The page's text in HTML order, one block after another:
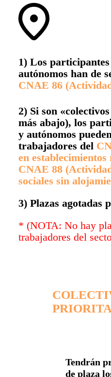
1) Los
autónomos han de
CNAE 86
2) Si son
más abajo), los
y autónomos
trabajadores del
en establecimientos
CNAE 88
sociales sin
3) Plazas agotadas
* (NOTA: No hay
trabajadores del
Tendrán
de plaza